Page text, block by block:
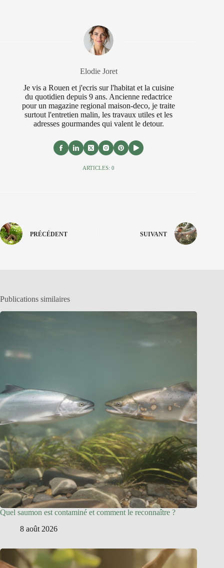
Elodie Joret
Je vis a Rouen et j'ecris sur l'habitat et la cuisine
du quotidien depuis 9 ans. Ancienne redactrice
pour un magazine regional maison-deco, je traite
surtout l'entretien malin, les travaux utiles et les
adresses gourmandes qui valent le detour.
ARTICLES: 0
PRÉCÉDENT SUIVANT
Publications similaires
Quel saumon est contaminé et comment le reconnaître ?
8 août 2026